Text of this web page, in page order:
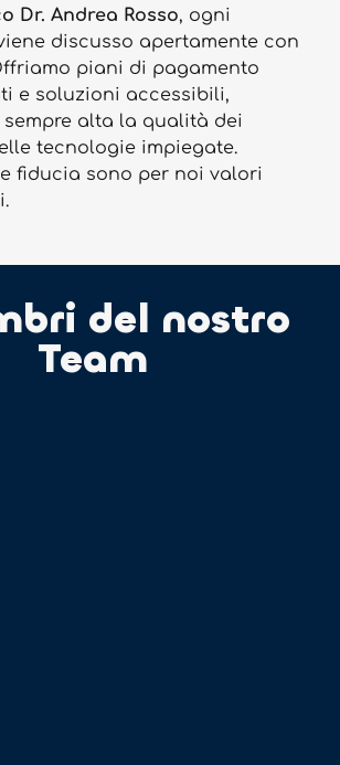
Dr. Andrea Rosso, ogni
discusso apertamente con
piani di pagamento
e soluzioni accessibili,
alta la qualità dei
tecnologie impiegate.
fiducia sono per noi valori
del nostro
Team